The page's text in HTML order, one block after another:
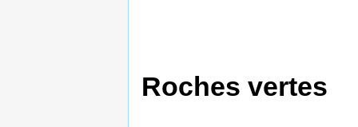
Roches vertes